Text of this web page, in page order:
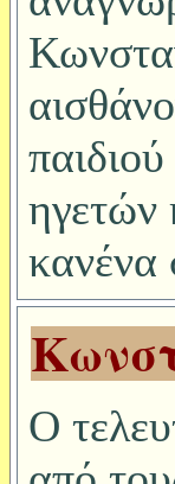
ηγετών
κανένα
Ο